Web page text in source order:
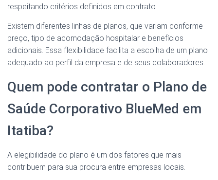
respeitando critérios definidos em contrato.
Existem diferentes linhas de planos, que variam conforme
preço, tipo de acomodação hospitalar e benefícios
adicionais. Essa flexibilidade facilita a escolha de um plano
adequado ao perfil da empresa e de seus colaboradores.
Quem pode contratar o Plano de
Saúde Corporativo BlueMed em
Itatiba?
A elegibilidade do plano é um dos fatores que mais
contribuem para sua procura entre empresas locais.